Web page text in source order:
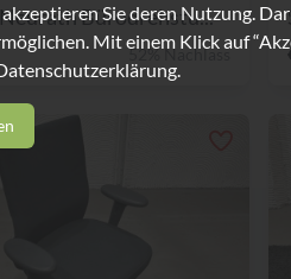
Bürodrehstu...
52% Nachlass
Sie deren Nutzung.
Mit einem Klick auf